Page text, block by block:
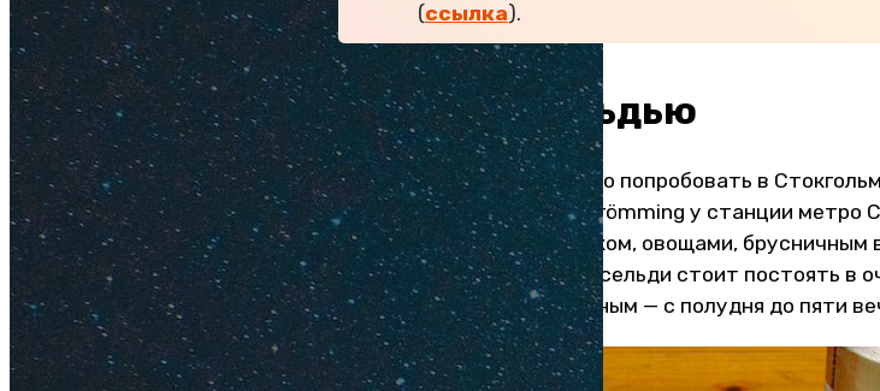
(ссылка).
Киоски с сельдью
То, что нужно обязательно попробовать в
перекусите в Nysteckt strömming у станции метро
ржаным хлебом, пюре, луком, овощами, брусничным
приготовленной на заказ сельди стоит постоять в
10:00 до 19:00, а по выходным — с полудня до пяти